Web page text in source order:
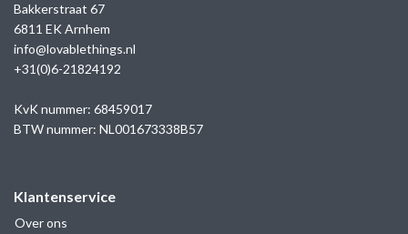
Bakkerstraat 67
6811 EK Arnhem
info@lovablethings.nl
+31(0)6-21824192
KvK nummer: 68459017
BTW nummer: NL001673338B57
Klantenservice
Over ons